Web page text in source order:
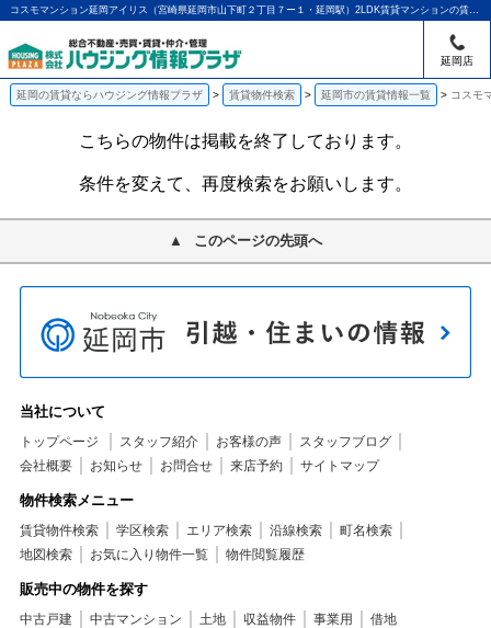
コスモマンション延岡アイリス（宮崎県延岡市山下町２丁目７ー１・延岡駅）2LDK賃貸マンションの賃貸物件情報｜アパマンショップ延岡店｜ハウジング情報プラザ
延岡店
延岡の賃貸ならハウジング情報プラザ 賃貸物件検索 延岡市の賃貸情報一覧 コスモ
こちらの物件は掲載を終了しております。
条件を変えて、再度検索をお願いします。
このページの先頭へ
当社について
トップページ スタッフ紹介 お客様の声
スタッフブログ
会社概要
お知らせ お問合せ 来店予約 サイトマップ
物件検索メニュー
賃貸物件検索 学区検索 エリア検索 沿線検索
町名検索
地図検索
お気に入り物件一覧 物件閲覧履歴
販売中の物件を探す
中古戸建 中古マンション 土地 収益物件 事業用 借地